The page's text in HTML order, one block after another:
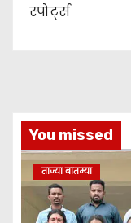
स्पोर्ट्स
You missed
ताज्या बातम्या